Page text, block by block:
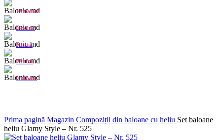
Tematică
Desene
Formă
Pentru
Culoare
Prima pagină Magazin Compoziții din baloane cu heliu Set baloane
heliu Glamy Style – Nr. 525